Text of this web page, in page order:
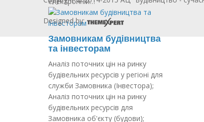
Замовникам будівництва
та інвесторам
Аналіз поточних цін на ринку
будівельних ресурсів у регіоні для
служби Замовника (Інвестора);
Аналіз поточних цін на ринку
будівельних ресурсів для
Замовника об'єкту (будови);
Designed by: